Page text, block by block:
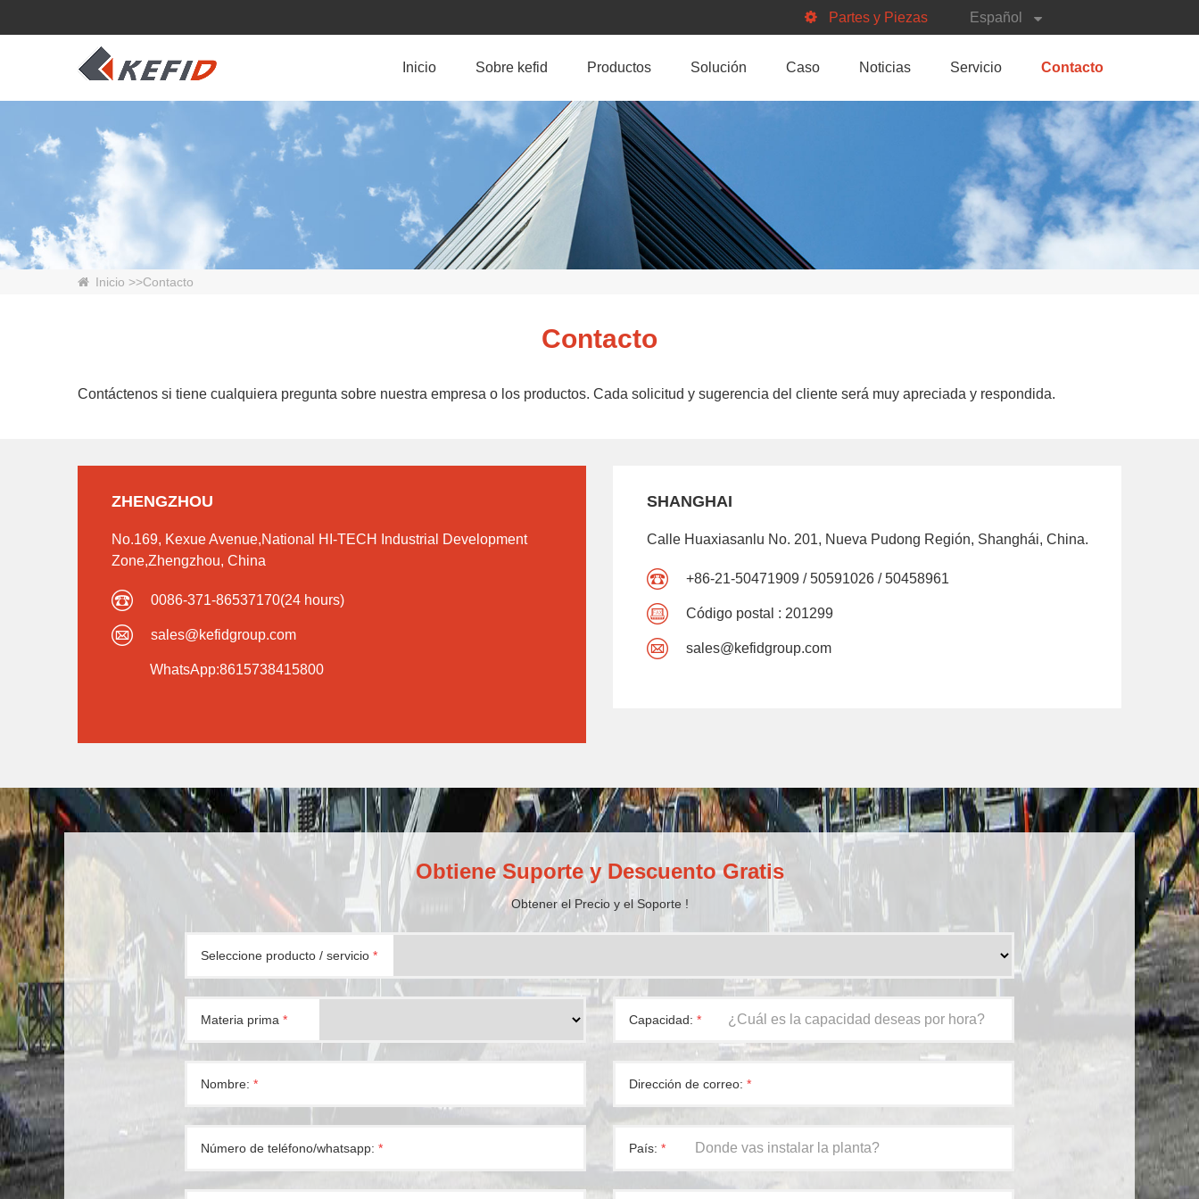
Partes y Piezas Español
Inicio Sobre kefid Productos Solución Caso Noticias Servicio Contacto
Inicio >>Contacto
Contacto
Contáctenos si tiene cualquiera pregunta sobre nuestra empresa o los productos. Cada solicitud y sugerencia del cliente será muy apreciada y respondida.
ZHENGZHOU
No.169, Kexue Avenue,National HI-TECH Industrial Development
Zone,Zhengzhou, China
0086-371-86537170(24 hours)
sales@kefidgroup.com
WhatsApp:8615738415800
SHANGHAI
Calle Huaxiasanlu No. 201, Nueva Pudong Región, Shanghái, China.
+86-21-50471909 / 50591026 / 50458961
Código postal : 201299
sales@kefidgroup.com
Obtiene Suporte y Descuento Gratis
Obtener el Precio y el Soporte !
Seleccione producto / servicio *
Materia prima * Capacidad: *
Nombre: * Dirección de correo: *
Número de teléfono/whatsapp: * País: *